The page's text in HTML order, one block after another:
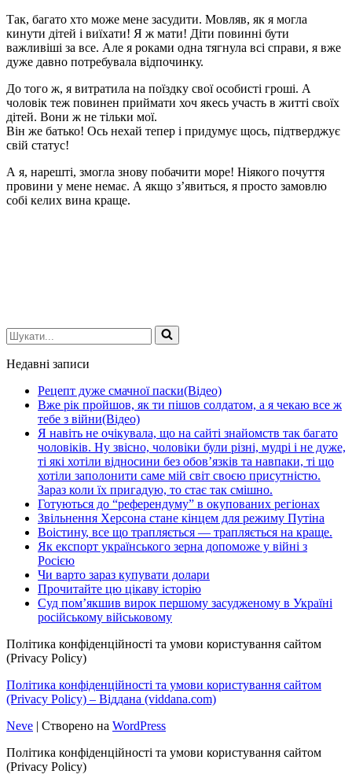
Так, багато хто може мене засудити. Мовляв, як я могла
кинути дітей і виїхати! Я ж мати! Діти повинні бути
важливіші за все. Але я роками одна тягнула всі справи, я вже
дуже давно потребувала відпочинку.
До того ж, я витратила на поїздку свої особисті гроші. А
чоловік теж повинен приймати хоч якесь участь в житті своїх
дітей. Вони ж не тільки мої.
Він же батько! Ось нехай тепер і придумує щось, підтверджує
свій статус!
А я, нарешті, змогла знову побачити море! Ніякого почуття
провини у мене немає. А якщо з’явиться, я просто замовлю
собі келих вина краще.
Шукати...
Недавні записи
Рецепт дуже смачної паски(Відео)
Вже рік пройшов, як ти пішов солдатом, а я чекаю все ж
тебе з війни(Відео)
Я навіть не очікувала, що на сайті знайомств так багато
чоловіків. Ну звісно, чоловіки були різні, мудрі і не дуже,
ті які хотіли відносини без обов’язків та навпаки, ті що
хотіли заполонити саме мій світ своєю присутністю.
Зараз коли їх пригадую, то стає так смішно.
Готуються до “референдуму” в окупованих регіонах
Звільнення Херсона стане кінцем для режиму Путіна
Воістину, все що трапляється — трапляється на краще.
Як експорт українського зерна допоможе у війні з
Росією
Чи варто зараз купувати долари
Прочитайте цю цікаву історію
Суд пом’якшив вирок першому засудженому в Україні
російському військовому
Політика конфіденційності та умови користування сайтом
(Privacy Policy)
Політика конфіденційності та умови користування сайтом
(Privacy Policy) – Віддана (viddana.com)
Neve | Створено на WordPress
Політика конфіденційності та умови користування сайтом
(Privacy Policy)